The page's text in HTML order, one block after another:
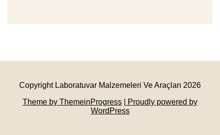
Copyright Laboratuvar Malzemeleri Ve Araçları 2026
Theme by ThemeinProgress
| Proudly powered by
WordPress